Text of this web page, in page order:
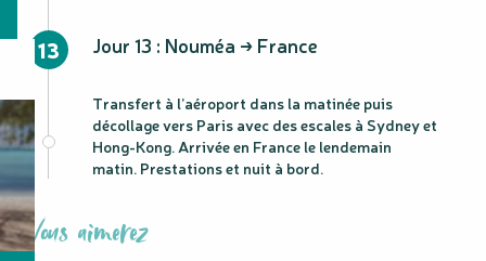
13 Jour 13 : Nouméa → France
Transfert à l’aéroport dans la matinée puis
décollage vers Paris avec des escales à Sydney et
Hong-Kong. Arrivée en France le lendemain
matin. Prestations et nuit à bord.
Vous aimerez